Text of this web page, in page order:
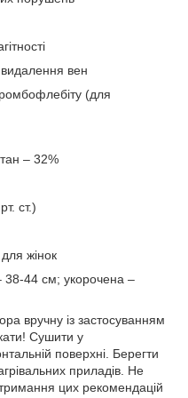
видалення вен
(для
– 32%
ст.)
жінок
38-44 см; укорочена –
вручну із застосуванням
Сушити у
поверхні. Берегти
приладів. Не
цих рекомендацій